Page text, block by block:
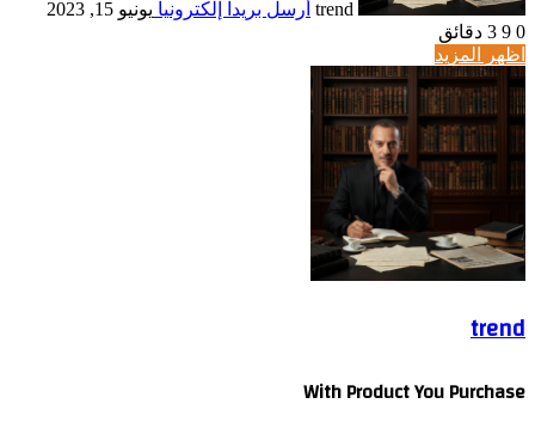
trend أرسل بريدا إلكترونيا يونيو 15, 2023
0
3 دقائق
اظهر المزيد
trend
With Product You Purchase